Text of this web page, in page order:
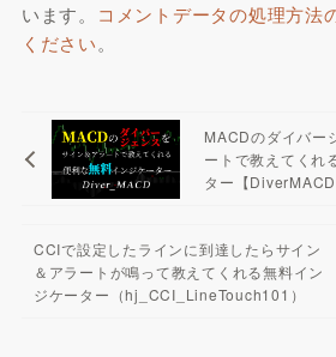
います。 コメントデータの処理方法
ください。
MACDのダイバー
ートで教えてくれ
ター【DiverMACD
CCIで設定したラインに到達したらサイン
＆アラートが鳴って教えてくれる無料イン
ジケーター（hj_CCI_LineTouch101）